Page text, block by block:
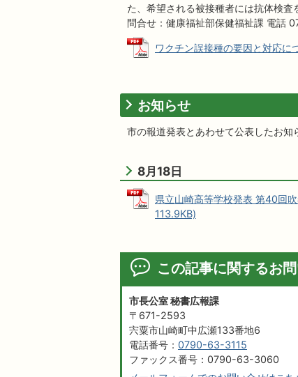
た、希望される被接種者には抗体検査
問合せ：健康福祉部保健福祉課 電話
ワクチン誤接種の要因と対応に
お知らせ
市の報道発表とあわせて公表したお知
8月18日
県立山崎高等学校発表 第40回
113.9KB)
この記事に関するお
市長公室 秘書広報課
〒671-2593
宍粟市山崎町中広瀬133番地6
電話番号： 0790-63-3115
ファックス番号：0790-63-3060